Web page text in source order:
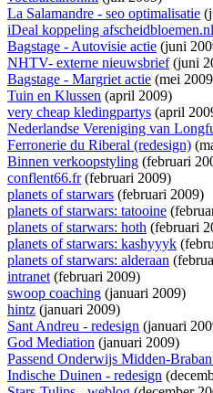
La Salamandre - seo optimalisatie
iDeal koppeling afscheidbloemen.nl
Bagstage - Autovisie actie (juni
NHTV- externe nieuwsbrief(juni
Bagstage - Margriet actie (mei
Tuin en Klussen (april 2009)
very cheap kledingpartys (april
Nederlandse Vereniging van
Ferronerie du Riberal (redesign)
Binnen verkoopstyling (februari
conflent66.fr(februari 2009)
planets of starwars (februari 2009)
planets of starwars: tatooine
planets of starwars: hoth (februari
planets of starwars: kashyyyk
planets of starwars: alderaan
intranet(februari 2009)
swoop coaching (januari 2009)
hintz (januari 2009)
Sant Andreu - redesign (januari
God Mediation (januari 2009)
Passend Onderwijs Midden-
Indische Duinen - redesign